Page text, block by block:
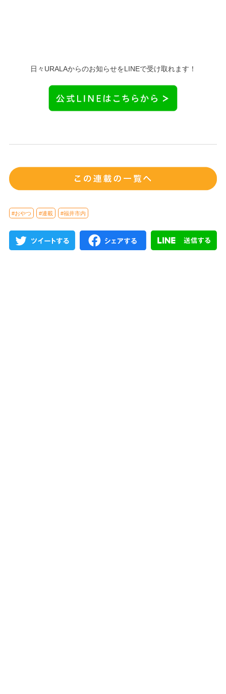
日々URALAからのお知らせをLINEで受け取れます！
#おやつ #連載 #福井市内